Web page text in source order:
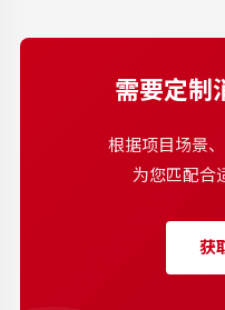
需要定制
根据项目场景
为您匹配合
获